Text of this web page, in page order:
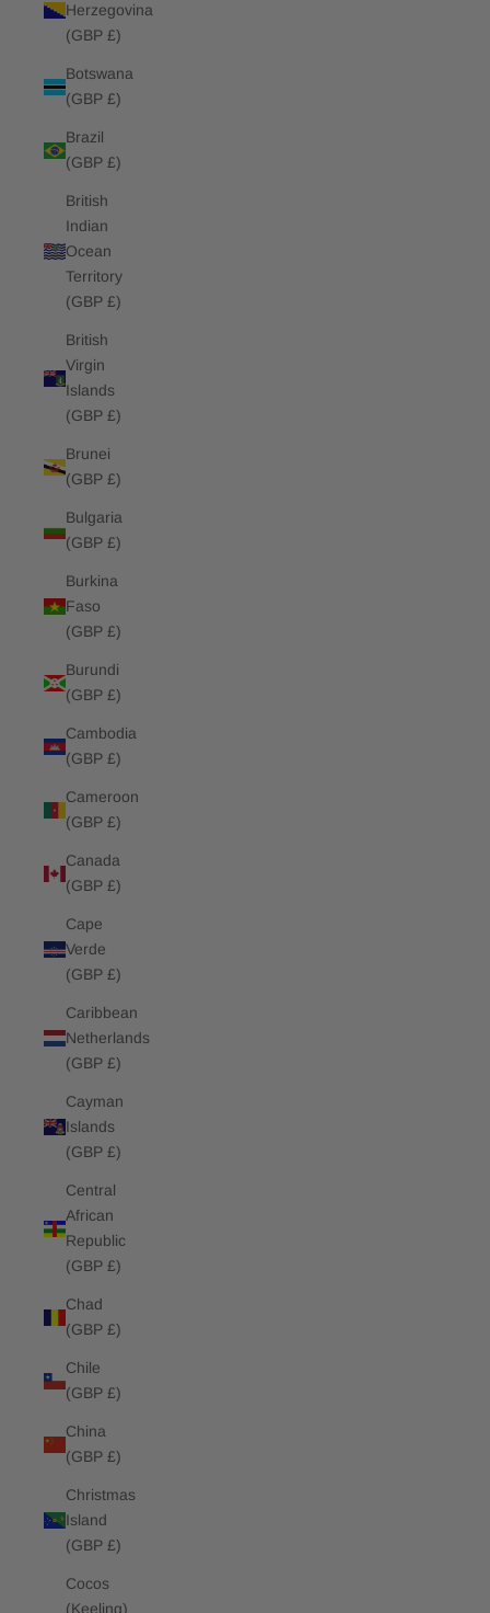
Herzegovina
(GBP £)
Botswana
(GBP £)
Brazil
(GBP £)
British
Indian
Ocean
Territory
(GBP £)
British
Virgin
Islands
(GBP £)
Brunei
(GBP £)
Bulgaria
(GBP £)
Burkina
Faso
(GBP £)
Burundi
(GBP £)
Cambodia
(GBP £)
Cameroon
(GBP £)
Canada
(GBP £)
Cape
Verde
(GBP £)
Caribbean
Netherlands
(GBP £)
Cayman
Islands
(GBP £)
Central
African
Republic
(GBP £)
Chad
(GBP £)
Chile
(GBP £)
China
(GBP £)
Christmas
Island
(GBP £)
Cocos
(Keeling)